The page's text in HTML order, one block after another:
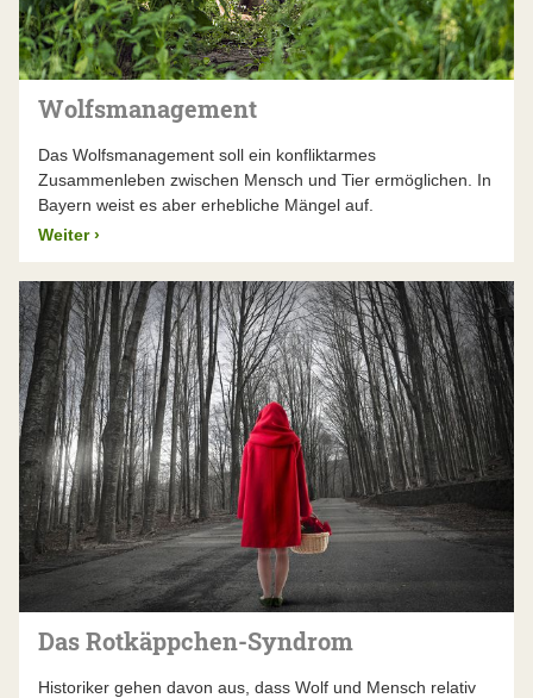
Wolfsmanagement
Das Wolfsmanagement soll ein konfliktarmes
Zusammenleben zwischen Mensch und Tier ermöglichen. In
Bayern weist es aber erhebliche Mängel auf.
Weiter ›
Das Rotkäppchen-Syndrom
Historiker gehen davon aus, dass Wolf und Mensch relativ